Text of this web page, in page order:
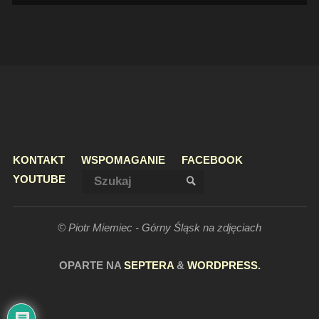
KONTAKT WSPOMAGANIE
FACEBOOK
YOUTUBE
SZUKAJ
© Piotr Miemiec - Górny Śląsk na zdjęciach
OPARTE NASEPTERA& WORDPRESS.